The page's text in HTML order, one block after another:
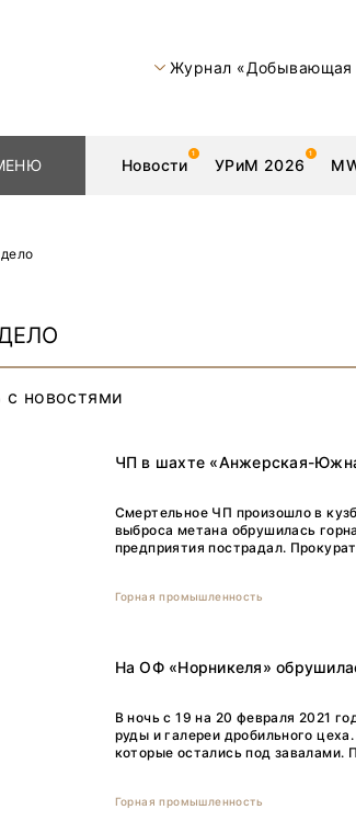
Журнал «Добывающая
Новости УРиМ 2026
Золото
Нефть
с новостями
ЧП в шахте «Анжерская-
Смертельное ЧП произошло в
выброса метана обрушилась
предприятия пострадал.
Горная промышленность
На ОФ «Норникеля»
В ночь с 19 на 20 февраля 2021
руды и галереи дробильного
которые остались под
Горная промышленность